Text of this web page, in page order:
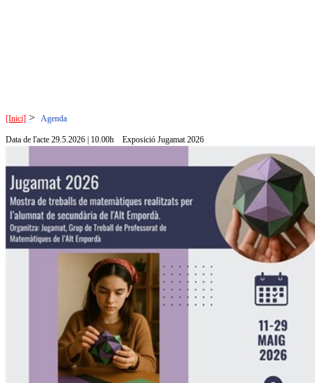
[Inici] > Agenda
Data de l'acte 29.5.2026 | 10.00h Exposició Jugamat 2026